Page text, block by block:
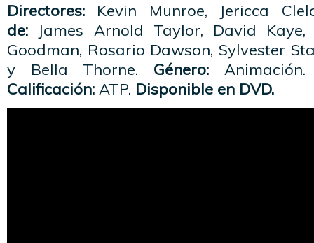
Directores: Kevin Munroe, Jericca
de:
James Arnold Taylor, David
Goodman, Rosario Dawson, Sylvester
y Bella Thorne. Género:
Calificación: ATP. Disponible en DVD.